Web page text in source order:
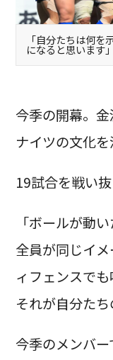
「自分たちは何
になると思います」
今季の開幕。
ナイツの文化を
19試合を戦い
「ボールが動
全員が同じイ
ィフェンスで
それが自分たち
今季のメンバ